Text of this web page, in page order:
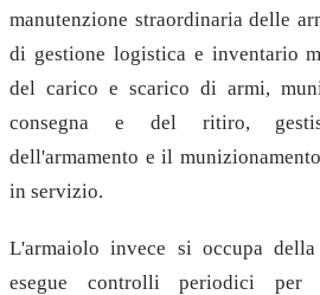
manutenzione straordinaria delle
di gestione logistica e inventario
del carico e scarico di armi,
consegna e del ritiro,
dell'armamento e il
in servizio.
L'armaiolo invece si occupa della
esegue controlli periodici